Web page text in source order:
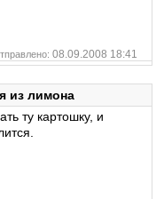
08.09.2008 18:41
из лимона
ту картошку, и